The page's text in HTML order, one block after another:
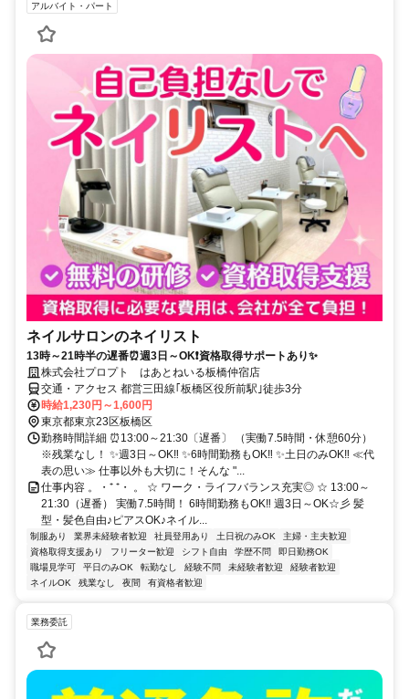
アルバイト・パート
ネイルサロンのネイリスト
13時～21時半の遅番⏰週3日～OK❗資格取得サポートあり✨
株式会社プロプト はあとねいる板橋仲宿店
交通・アクセス 都営三田線｢板橋区役所前駅｣徒歩3分
時給1,230円～1,600円
東京都東京23区板橋区
勤務時間詳細 ⏰13:00～21:30〔遅番〕 （実働7.5時間・休憩60分）
※残業なし！ ✨週3日～OK‼ ✨6時間勤務もOK‼ ✨土日のみOK‼ ≪代
表の思い≫ 仕事以外も大切に！そんな "...
仕事内容 。・⁺ ⁺・ 。 ☆ ワーク・ライフバランス充実◎ ☆ 13:00～
21:30（遅番） 実働7.5時間！ 6時間勤務もOK‼ 週3日～OK☆彡 髪
型・髪色自由♪ピアスOK♪ネイル...
制服あり 業界未経験者歓迎 社員登用あり 土日祝のみOK
主婦・主夫歓迎
資格取得支援あり
フリーター歓迎 シフト自由 学歴不問
即日勤務OK
職場見学可
平日のみOK 転勤なし 経験不問 未経験者歓迎
経験者歓迎
ネイルOK
残業なし 夜間 有資格者歓迎
業務委託